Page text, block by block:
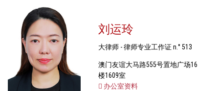
刘运玲
大律师 - 律师专业工作证 n.° 513
澳门友谊大马路555号置地广场16
楼1609室
办公室资料